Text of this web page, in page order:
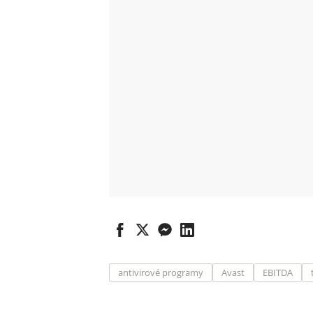
antivirové programy Avast EBITDA